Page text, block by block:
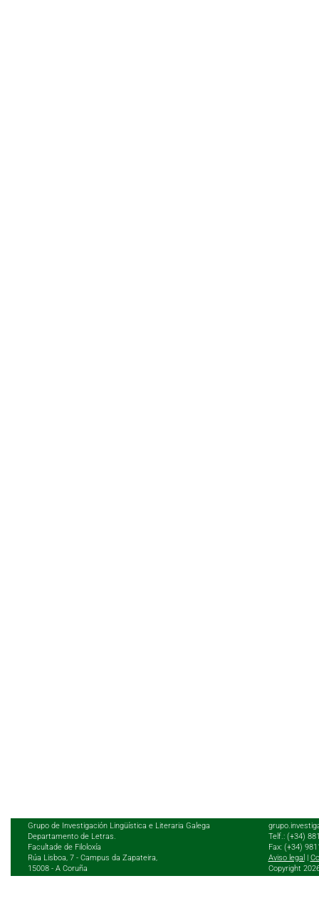
Grupo de Investigación Lingüística e Literaria Galega
Departamento de Letras.
Facultade de Filoloxía
Rúa Lisboa, 7 - Campus da Zapateira,
15008 - A Coruña
Telf.: (+34)
Fax: (+34)
Aviso legal
Copyright